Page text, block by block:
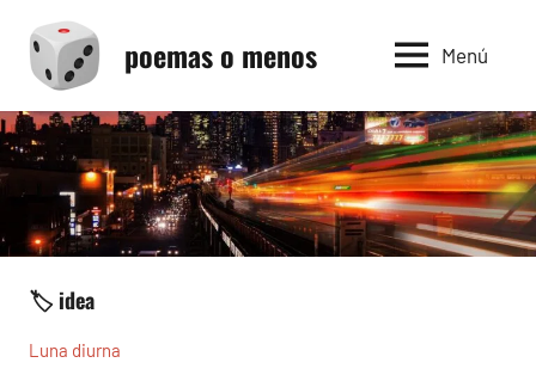
contenido
poemas o menos Menú
🏷️ idea
Luna diurna